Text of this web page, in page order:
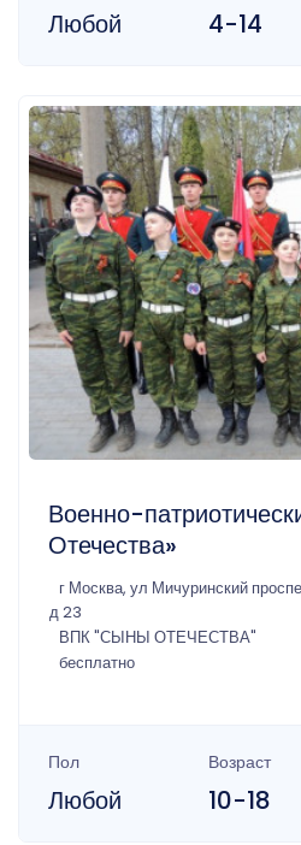
Любой 4-14
Военно-
Отечества»
г Москва, ул Мичуринский
д 23
ВПК "СЫНЫ ОТЕЧЕСТВА"
бесплатно
Пол
Любой
Возраст
10-18